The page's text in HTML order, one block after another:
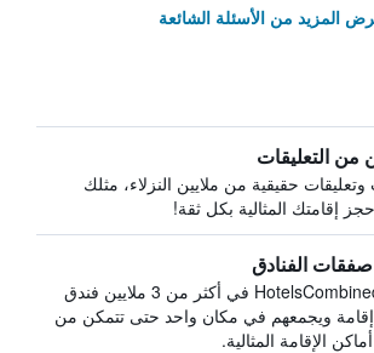
المزيد من الأسئلة الشائعة
من التعليقات
وتعليقات حقيقية من ملايين النزلاء، مثلك
إقامتك المثالية بكل ثقة!
الفنادق
يبحث HotelsCombined في أكثر من 3 ملايين فندق
ويجمعهم في مكان واحد حتى تتمكن من
الإقامة المثالية.